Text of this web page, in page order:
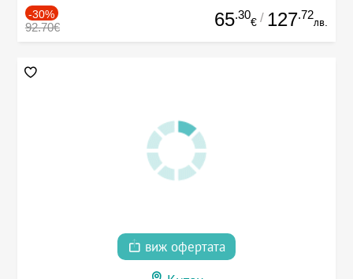
-30%
92.70€ 65.30
€ / 127.72
лв.
виж офертата